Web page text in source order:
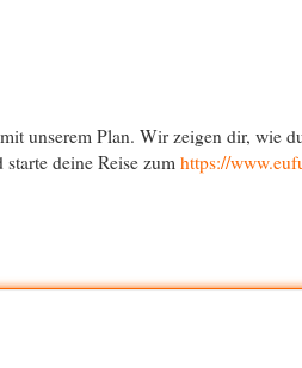
unserem Plan. Wir zeigen dir, wie
deine Reise zum https://